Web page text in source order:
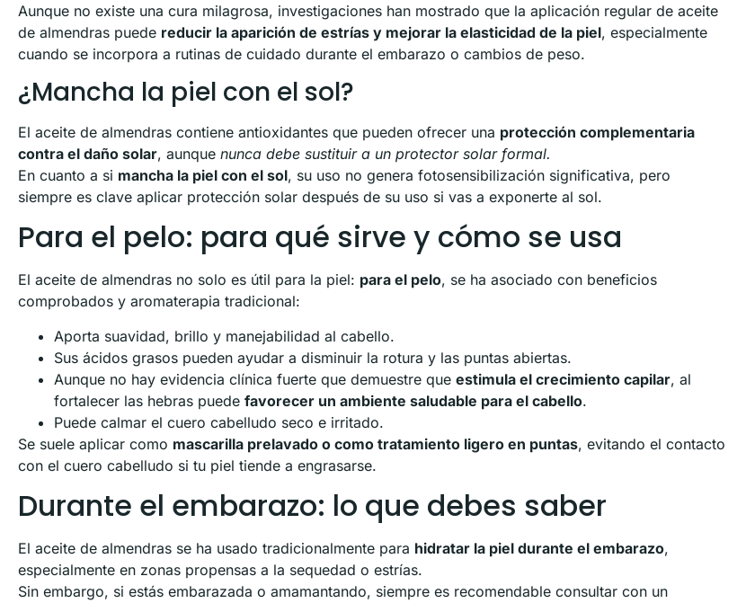
Aunque no existe una cura milagrosa, investigaciones han mostrado que la aplicación regular de aceite
de almendras puede reducir la aparición de estrías y mejorar la elasticidad de la piel, especialmente
cuando se incorpora a rutinas de cuidado durante el embarazo o cambios de peso.
¿Mancha la piel con el sol?
El aceite de almendras contiene antioxidantes que pueden ofrecer una protección complementaria
contra el daño solar, aunque nunca debe sustituir a un protector solar formal.
En cuanto a si mancha la piel con el sol, su uso no genera fotosensibilización significativa, pero
siempre es clave aplicar protección solar después de su uso si vas a exponerte al sol.
Para el pelo: para qué sirve y cómo se usa
El aceite de almendras no solo es útil para la piel: para el pelo, se ha asociado con beneficios
comprobados y aromaterapia tradicional:
Aporta suavidad, brillo y manejabilidad al cabello.
Sus ácidos grasos pueden ayudar a disminuir la rotura y las puntas abiertas.
Aunque no hay evidencia clínica fuerte que demuestre que estimula el crecimiento capilar, al
fortalecer las hebras puede favorecer un ambiente saludable para el cabello.
Puede calmar el cuero cabelludo seco e irritado.
Se suele aplicar como mascarilla prelavado o como tratamiento ligero en puntas, evitando el contacto
con el cuero cabelludo si tu piel tiende a engrasarse.
Durante el embarazo: lo que debes saber
El aceite de almendras se ha usado tradicionalmente para hidratar la piel durante el embarazo,
especialmente en zonas propensas a la sequedad o estrías.
Sin embargo, si estás embarazada o amamantando, siempre es recomendable consultar con un